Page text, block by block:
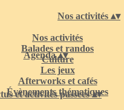
Nos activités ▴▾
Nos activités
Balades et randos
Culture
Les jeux
Afterworks et cafés
Évènements thématiques
Agenda▴▾
et activités passées▴▾